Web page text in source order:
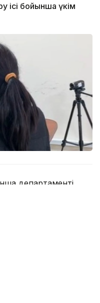
ісі бойынша үкім
департаменті